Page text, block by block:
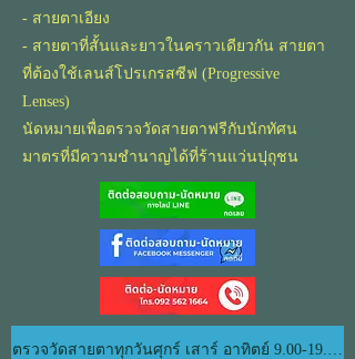
- สายตาเอียง
- สายตาที่สั้นและยาวในคราวเดียวกัน สายตา
ที่ต้องใช้เลนส์โปรเกรสซีฟ (Progressive
Lenses)
นัดหมายเพื่อตรวจวัดสายตาฟรีกับนักทัศน
มาตรที่มีความชำนาญได้ที่ร้านแว่นปุถุชน
ตรวจวัดสายตาทุกวันศุกร์ เสาร์ อาทิตย์ 9.00-19.00 น.